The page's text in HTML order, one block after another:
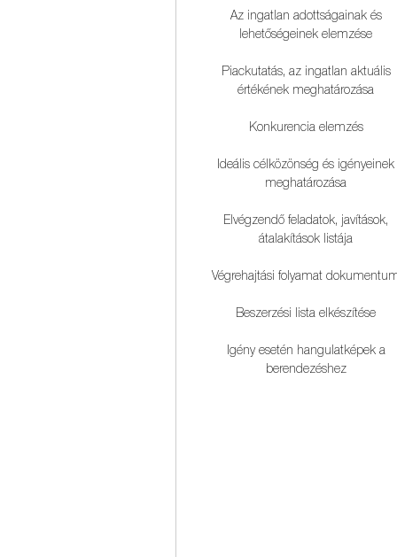
Az ingatlan adottságainak és
lehetőségeinek elemzése
Piackutatás, az ingatlan aktuális
értékének meghatározása
Konkurencia elemzés
Ideális célközönség és igényeinek
meghatározása
Elvégzendő feladatok, javítások,
átalakítások listája
Végrehajtási folyamat
Beszerzési lista elkészítése
Igény esetén hangulatképek a
berendezéshez